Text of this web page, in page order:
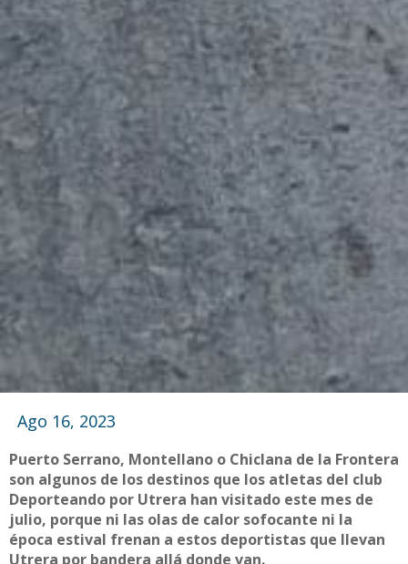
Ago 16, 2023
Puerto Serrano, Montellano o Chiclana de la Frontera
son algunos de los destinos que los atletas del club
Deporteando por Utrera han visitado este mes de
julio, porque ni las olas de calor sofocante ni la
época estival frenan a estos deportistas que llevan
Utrera por bandera allá donde van.